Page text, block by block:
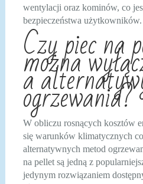
wentylacji oraz kominów, co
bezpieczeństwa użytkowników.
Czy piec na
można
a
ogrzewania?
W obliczu rosnących kosztów
się warunków klimatycznych
alternatywnych metod
na pellet są jedną z
jedynym rozwiązaniem